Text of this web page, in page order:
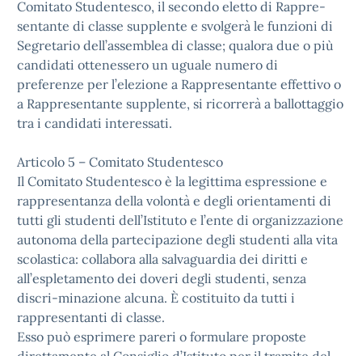
Comitato Studentesco, il secondo eletto di Rappre-
sentante di classe supplente e svolgerà le funzioni di
Segretario dell’assemblea di classe; qualora due o più
candidati ottenessero un uguale numero di
preferenze per l’elezione a Rappresentante effettivo o
a Rappresentante supplente, si ricorrerà a ballottaggio
tra i candidati interessati.
Articolo 5 – Comitato Studentesco
Il Comitato Studentesco è la legittima espressione e
rappresentanza della volontà e degli orientamenti di
tutti gli studenti dell’Istituto e l’ente di organizzazione
autonoma della partecipazione degli studenti alla vita
scolastica: collabora alla salvaguardia dei diritti e
all’espletamento dei doveri degli studenti, senza
discri-minazione alcuna. È costituito da tutti i
rappresentanti di classe.
Esso può esprimere pareri o formulare proposte